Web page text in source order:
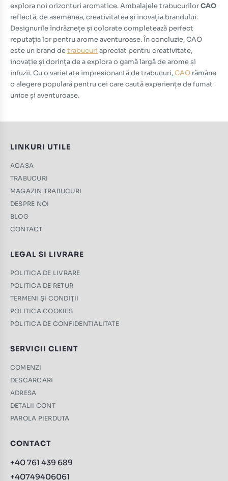
explora noi orizonturi aromatice. Ambalajele trabucurilorCAO
reflectă, de asemenea, creativitatea și inovația brandului.
Designurile îndrăznețe și colorate completează perfect
reputația lor pentru arome aventuroase. În concluzie, CAO
este un brand detrabucuri apreciat pentru creativitate,
inovație și dorința de a explora o gamă largă de arome și
infuzii. Cu o varietate impresionantă de trabucuri,CAO rămâne
o alegere populară pentru cei care caută experiențe de fumat
unice și aventuroase.
LINKURI UTILE
ACASA
TRABUCURI
MAGAZIN TRABUCURI
DESPRE NOI
BLOG
CONTACT
LEGAL SI LIVRARE
POLITICA DE LIVRARE
POLITICA DE RETUR
TERMENI ŞI CONDIŢII
POLITICA COOKIES
POLITICA DE CONFIDENTIALITATE
SERVICII CLIENT
COMENZI
DESCARCARI
ADRESA
DETALII CONT
PAROLA PIERDUTA
CONTACT
+40 761 439 689
+40749406061